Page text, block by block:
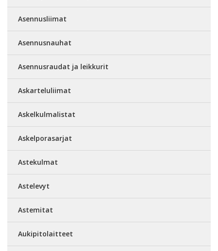
Asennusliimat
Asennusnauhat
Asennusraudat ja leikkurit
Askarteluliimat
Askelkulmalistat
Askelporasarjat
Astekulmat
Astelevyt
Astemitat
Aukipitolaitteet